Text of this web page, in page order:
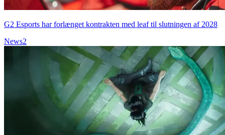
G2 Esports har forlænget kontrakten med leaf til slutningen af 2028
News2